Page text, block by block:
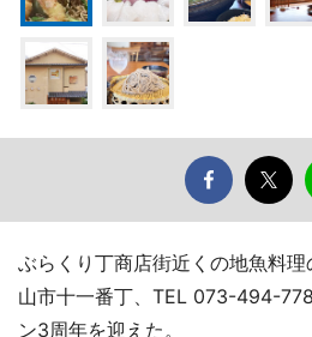
ぶらくり丁商店街近くの地魚料
山市十一番丁、TEL 073-494-
ン3周年を迎えた。